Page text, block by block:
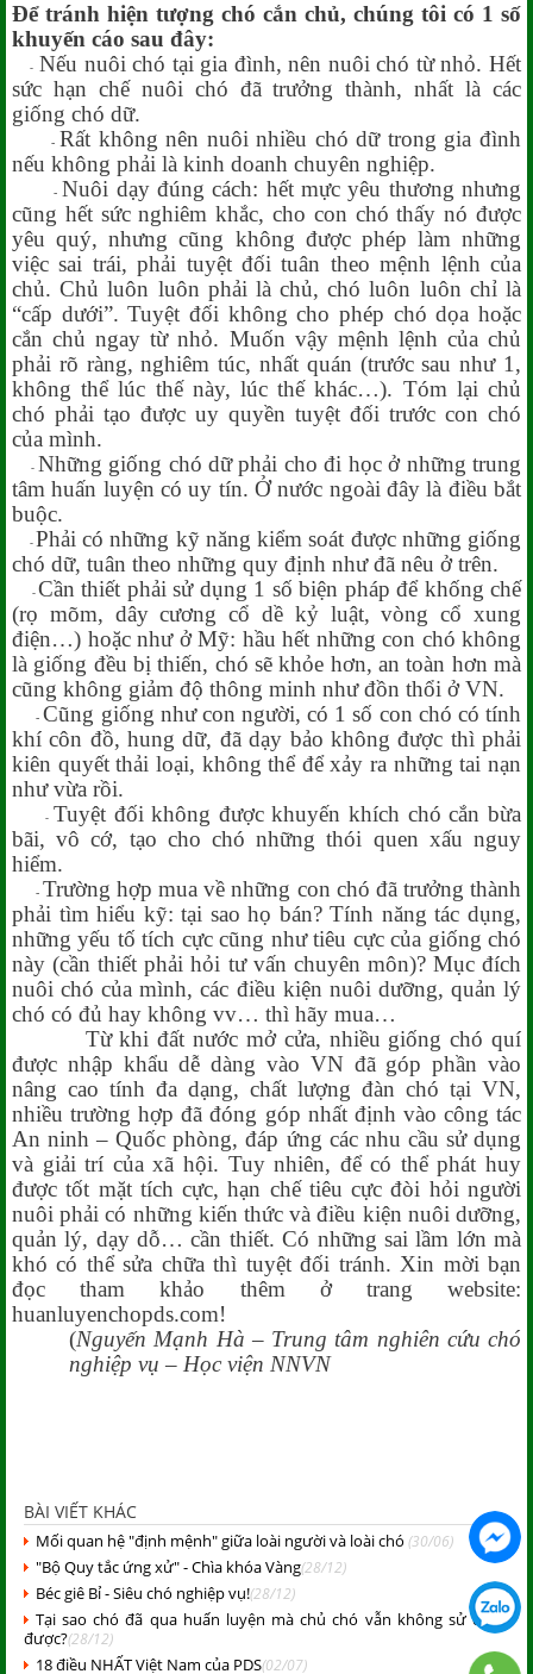
Để tránh hiện tượng chó cắn chủ, chúng tôi có 1 số
khuyến cáo sau đây:
- Nếu nuôi chó tại gia đình, nên nuôi chó từ nhỏ. Hết
sức hạn chế nuôi chó đã trưởng thành, nhất là các
giống chó dữ.
- Rất không nên nuôi nhiều chó dữ trong gia đình
nếu không phải là kinh doanh chuyên nghiệp.
- Nuôi dạy đúng cách: hết mực yêu thương nhưng
cũng hết sức nghiêm khắc, cho con chó thấy nó được
yêu quý, nhưng cũng không được phép làm những
việc sai trái, phải tuyệt đối tuân theo mệnh lệnh của
chủ. Chủ luôn luôn phải là chủ, chó luôn luôn chỉ là
“cấp dưới”. Tuyệt đối không cho phép chó dọa hoặc
cắn chủ ngay từ nhỏ. Muốn vậy mệnh lệnh của chủ
phải rõ ràng, nghiêm túc, nhất quán (trước sau như 1,
không thể lúc thế này, lúc thế khác…). Tóm lại chủ
chó phải tạo được uy quyền tuyệt đối trước con chó
của mình.
- Những giống chó dữ phải cho đi học ở những trung
tâm huấn luyện có uy tín. Ở nước ngoài đây là điều bắt
buộc.
- Phải có những kỹ năng kiểm soát được những giống
chó dữ, tuân theo những quy định như đã nêu ở trên.
- Cần thiết phải sử dụng 1 số biện pháp để khống chế
(rọ mõm, dây cương cổ dề kỷ luật, vòng cổ xung
điện…) hoặc như ở Mỹ: hầu hết những con chó không
là giống đều bị thiến, chó sẽ khỏe hơn, an toàn hơn mà
cũng không giảm độ thông minh như đồn thổi ở VN.
-Cũng giống như con người, có 1 số con chó có tính
khí côn đồ, hung dữ, đã dạy bảo không được thì phải
kiên quyết thải loại, không thể để xảy ra những tai nạn
như vừa rồi.
- Tuyệt đối không được khuyến khích chó cắn bừa
bãi, vô cớ, tạo cho chó những thói quen xấu nguy
hiểm.
- Trường hợp mua về những con chó đã trưởng thành
phải tìm hiểu kỹ: tại sao họ bán? Tính năng tác dụng,
những yếu tố tích cực cũng như tiêu cực của giống chó
này (cần thiết phải hỏi tư vấn chuyên môn)? Mục đích
nuôi chó của mình, các điều kiện nuôi dưỡng, quản lý
chó có đủ hay không vv… thì hãy mua…
Từ khi đất nước mở cửa, nhiều giống chó quí
được nhập khẩu dễ dàng vào VN đã góp phần vào
nâng cao tính đa dạng, chất lượng đàn chó tại VN,
nhiều trường hợp đã đóng góp nhất định vào công tác
An ninh – Quốc phòng, đáp ứng các nhu cầu sử dụng
và giải trí của xã hội. Tuy nhiên, để có thể phát huy
được tốt mặt tích cực, hạn chế tiêu cực đòi hỏi người
nuôi phải có những kiến thức và điều kiện nuôi dưỡng,
quản lý, dạy dỗ… cần thiết. Có những sai lầm lớn mà
khó có thể sửa chữa thì tuyệt đối tránh. Xin mời bạn
đọc tham khảo thêm ở trang website:
huanluyenchopds.com!
(Nguyến Mạnh Hà – Trung tâm nghiên cứu chó
nghiệp vụ – Học viện NNVN
BÀI VIẾT KHÁC
Mối quan hệ "định mệnh" giữa loài người và loài chó (30/06)
"Bộ Quy tắc ứng xử" - Chìa khóa Vàng(28/12)
Béc giê Bỉ - Siêu chó nghiệp vụ!(28/12)
Tại sao chó đã qua huấn luyện mà chủ chó vẫn không sử dụng
được?(28/12)
18 điều NHẤT Việt Nam của PDS(02/07)